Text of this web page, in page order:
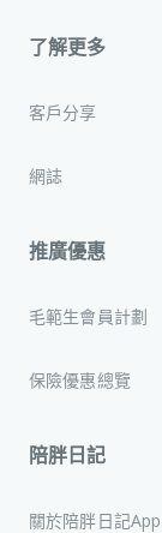
了解更多
客戶分享
網誌
推廣優惠
毛範生會員計劃
保險優惠總覽
陪胖日記
關於陪胖日記App